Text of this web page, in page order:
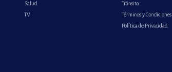
Salud
TV
Tránsito
Términos y Condiciones
Política de Privacidad